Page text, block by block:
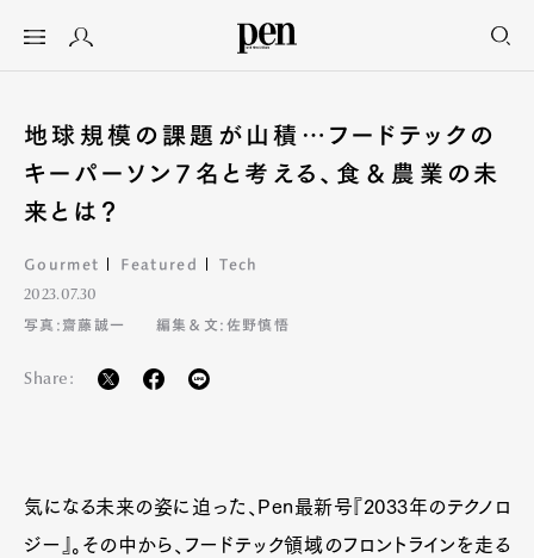
地球規模の課題が山積…フードテックの
キーパーソン7名と考える、食＆農業の未
来とは？
Gourmet Featured Tech
2023.07.30
写真:齋藤誠一
編集＆文:佐野慎悟
Share:
気になる未来の姿に迫った、Pen最新号『2033年のテクノロ
ジー』。その中から、フードテック領域のフロントラインを走る